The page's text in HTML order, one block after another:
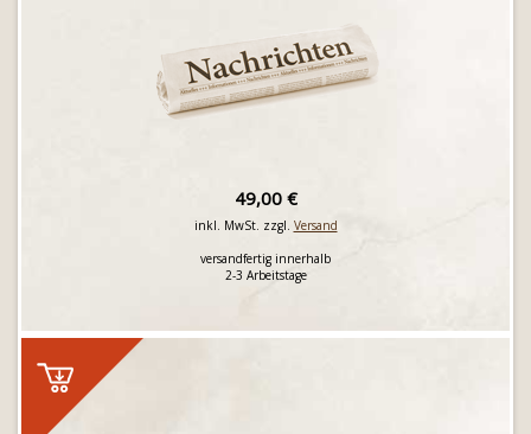
49,00 €
inkl. MwSt. zzgl. Versand
versandfertig innerhalb
2-3 Arbeitstage